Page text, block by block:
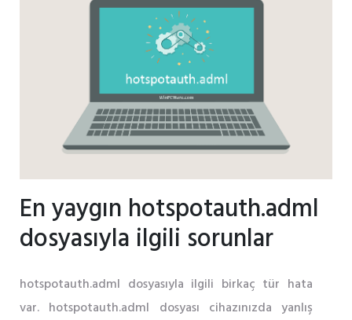
En yaygın hotspotauth.adml
dosyasıyla ilgili sorunlar
hotspotauth.adml dosyasıyla ilgili birkaç tür hata
var. hotspotauth.adml dosyası cihazınızda yanlış